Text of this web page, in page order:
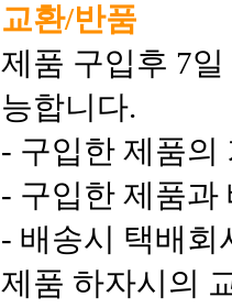
교환/반품
제품 구입후 7
능합니다.
- 구입한 제품의
- 구입한 제품과
- 배송시 택배회
제품 하자시의